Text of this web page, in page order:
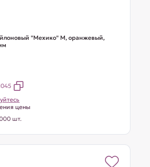
"Мехико" M, оранжевый,
цены
шт.